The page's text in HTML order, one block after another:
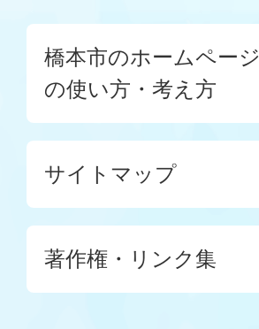
橋本市のホームページ
の使い方・考え方
サイトマップ
著作権・リンク集